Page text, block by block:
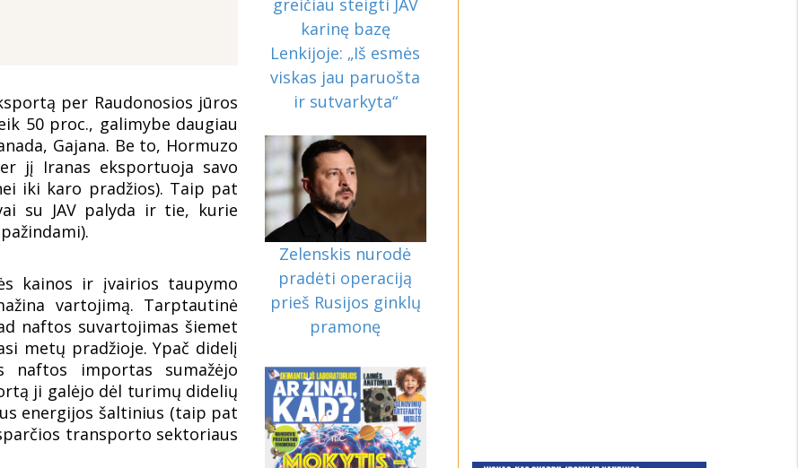
per Raudonosios jūros
50 proc., galimybe daugiau
Gajana. Be to, Hormuzo
jį Iranas eksportuoja savo
iki karo pradžios). Taip pat
su JAV palyda ir tie, kurie
kainos ir įvairios taupymo
vartojimą. Tarptautinė
naftos suvartojimas šiemet
metų pradžioje. Ypač didelį
naftos importas sumažėjo
ji galėjo dėl turimų didelių
energijos šaltinius (taip pat
transporto sektoriaus
greičiau steigti JAV
karinę bazę
Lenkijoje: „Iš esmės
viskas jau paruošta
ir sutvarkyta“
Zelenskis nurodė
pradėti operaciją
prieš Rusijos ginklų
pramonę